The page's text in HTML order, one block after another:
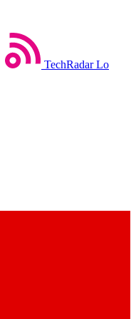
TechRadar Lo